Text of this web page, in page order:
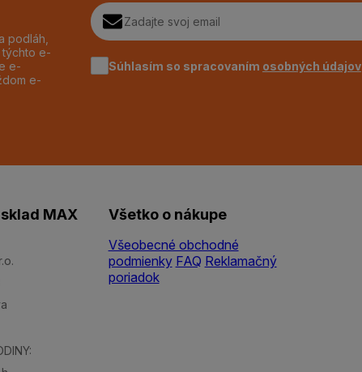
podláh,
týchto e-
e-
e-
Súhlasím so spracovaním osobných údajov
MAX
Všetko o nákupe
Všeobecné obchodné
podmienky FAQ Reklamačný
poriadok